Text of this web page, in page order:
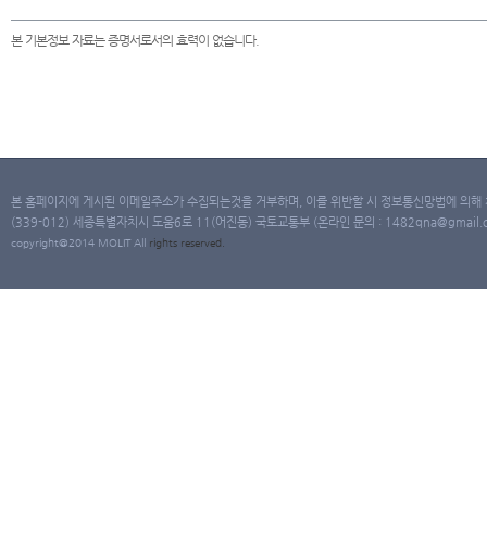
본 기본정보 자료는 증명서로서의 효력이 없습니다.
본 홈페이지에 게시된 이메일주소가 수집되는것을 거부하며, 이를 위반할 시 정보통신망법에 의
(339-012) 세종특별자치시 도움6로 11(어진동) 국토교통부 (온라인 문의 :
copyright@2014 MOLIT All rights reserved.